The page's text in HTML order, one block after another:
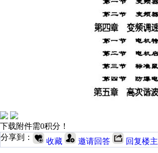
下载附件需0积分！
分享到：
收藏 邀请回答 回复楼主